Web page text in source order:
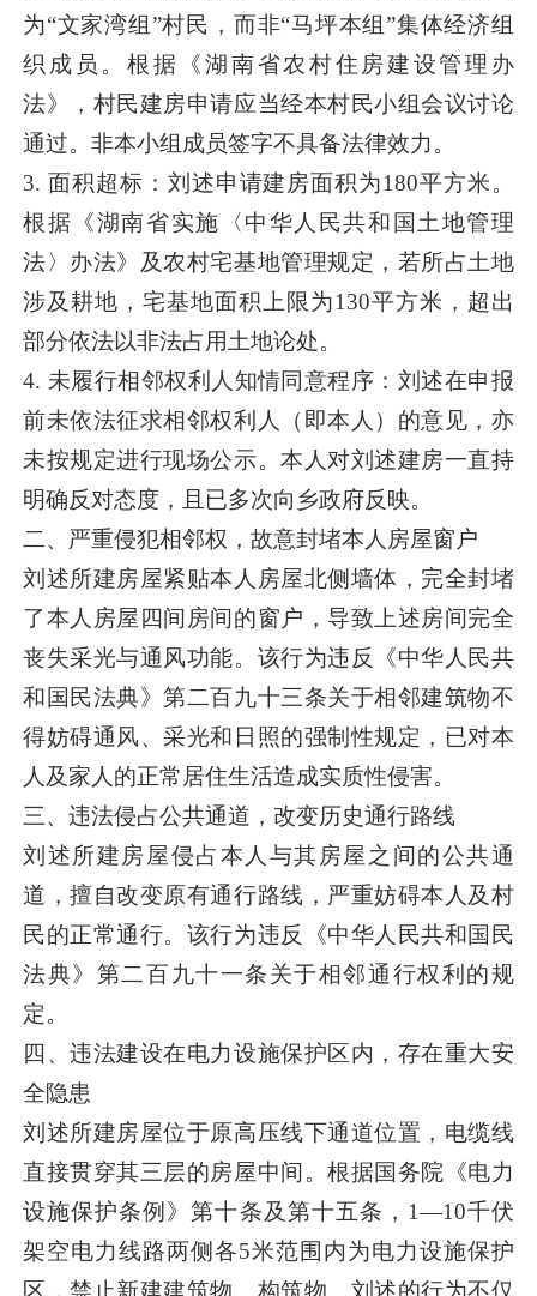
为“文家湾组”村民，而非“马坪本组”集体经济组
织成员。根据《湖南省农村住房建设管理办
法》，村民建房申请应当经本村民小组会议讨论
通过。非本小组成员签字不具备法律效力。
3. 面积超标：刘述申请建房面积为180平方米。
根据《湖南省实施〈中华人民共和国土地管理
法〉办法》及农村宅基地管理规定，若所占土地
涉及耕地，宅基地面积上限为130平方米，超出
部分依法以非法占用土地论处。
4. 未履行相邻权利人知情同意程序：刘述在申报
前未依法征求相邻权利人（即本人）的意见，亦
未按规定进行现场公示。本人对刘述建房一直持
明确反对态度，且已多次向乡政府反映。
二、严重侵犯相邻权，故意封堵本人房屋窗户
刘述所建房屋紧贴本人房屋北侧墙体，完全封堵
了本人房屋四间房间的窗户，导致上述房间完全
丧失采光与通风功能。该行为违反《中华人民共
和国民法典》第二百九十三条关于相邻建筑物不
得妨碍通风、采光和日照的强制性规定，已对本
人及家人的正常居住生活造成实质性侵害。
三、违法侵占公共通道，改变历史通行路线
刘述所建房屋侵占本人与其房屋之间的公共通
道，擅自改变原有通行路线，严重妨碍本人及村
民的正常通行。该行为违反《中华人民共和国民
法典》第二百九十一条关于相邻通行权利的规
定。
四、违法建设在电力设施保护区内，存在重大安
全隐患
刘述所建房屋位于原高压线下通道位置，电缆线
直接贯穿其三层的房屋中间。根据国务院《电力
设施保护条例》第十条及第十五条，1—10千伏
架空电力线路两侧各5米范围内为电力设施保护